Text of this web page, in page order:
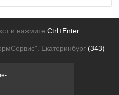
и нажмите Ctrl+Enter
Екатеринбург (343)